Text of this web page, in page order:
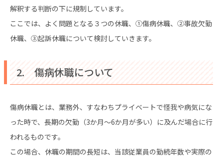
解釈する判断の下に規制しています。
ここでは、よく問題となる３つの休職、①傷病休職、②事故欠勤
休職、③起訴休職について検討していきます。
2. 傷病休職について
傷病休職とは、業務外、すなわちプライベートで怪我や病気にな
った時で、長期の欠勤（3か月～6か月が多い）に及んだ場合に行
われるものです。
この場合、休職の期間の長短は、当該従業員の勤続年数や実際の